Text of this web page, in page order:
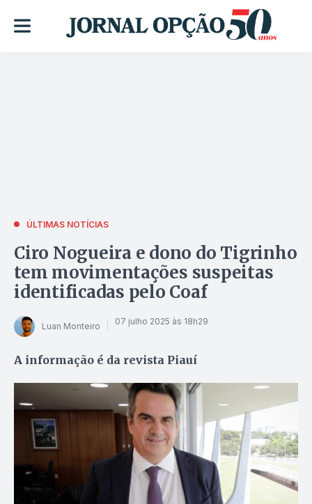
ÚLTIMAS NOTÍCIAS
Ciro Nogueira e dono do Tigrinho
tem movimentações suspeitas
identificadas pelo Coaf
Luan Monteiro 07 julho 2025 às 18h29
A informação é da revista Piauí